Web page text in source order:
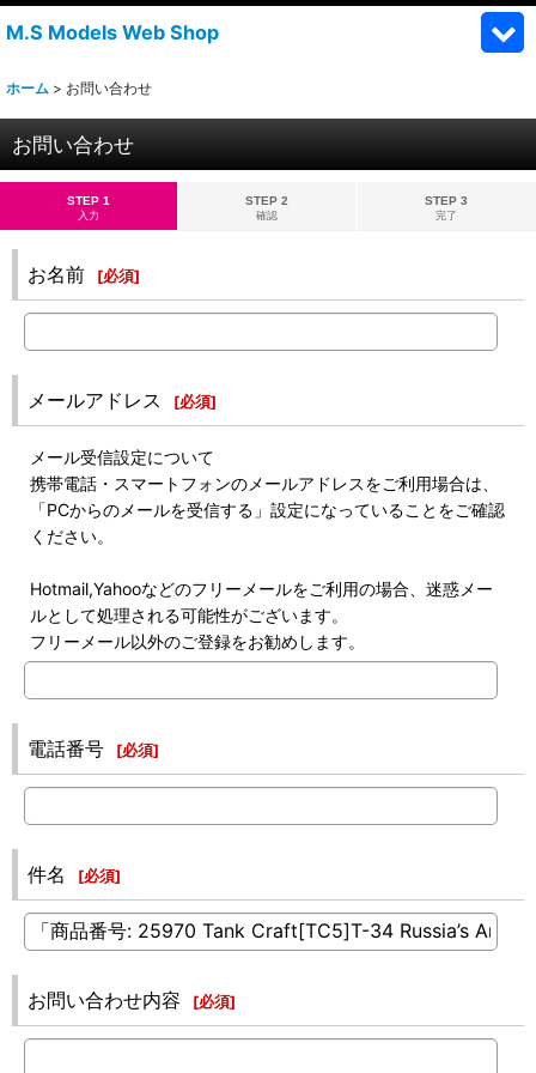
M.S Models Web Shop
ホーム > お問い合わせ
お問い合わせ
STEP 1
入力
STEP 2
確認
STEP 3
完了
お名前 [必須]
メールアドレス [必須]
メール受信設定について
携帯電話・スマートフォンのメールアドレスをご利用場合は、
「PCからのメールを受信する」設定になっていることをご確認
ください。
Hotmail,Yahooなどのフリーメールをご利用の場合、迷惑メー
ルとして処理される可能性がございます。
フリーメール以外のご登録をお勧めします。
電話番号 [必須]
件名 [必須]
お問い合わせ内容 [必須]